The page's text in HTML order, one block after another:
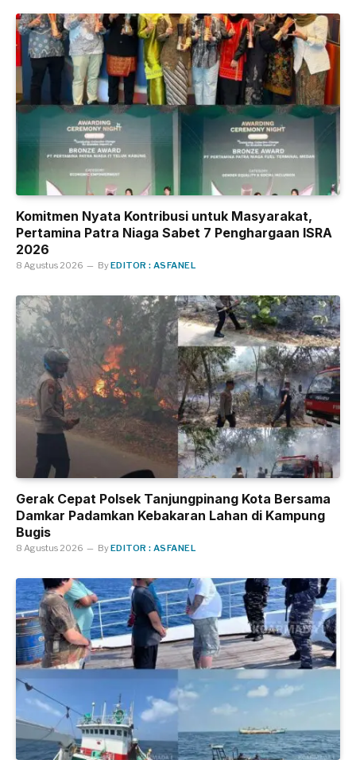
Komitmen Nyata Kontribusi untuk Masyarakat,
Pertamina Patra Niaga Sabet 7 Penghargaan ISRA
2026
8 Agustus 2026 ByEDITOR : ASFANEL
Gerak Cepat Polsek Tanjungpinang Kota Bersama
Damkar Padamkan Kebakaran Lahan di Kampung
Bugis
8 Agustus 2026 ByEDITOR : ASFANEL